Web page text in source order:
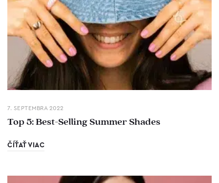
7. SEPTEMBRA 2022
Top 5: Best-Selling Summer Shades
ČÍŤAŤ VIAC